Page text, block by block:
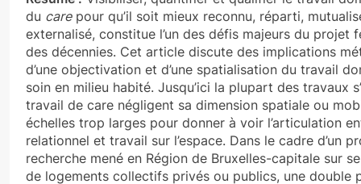
du carepour qu’il soit mieux reconnu, réparti,
externalisé, constitue l’un des défis majeurs du projet
des décennies. Cet article discute des implications
d’une objectivation et d’une spatialisation du travail
soin en milieu habité. Jusqu’ici la plupart des travaux
travail de care négligent sa dimension spatiale ou
échelles trop larges pour donner à voir l’articulation
relationnel et travail sur l’espace. Dans le cadre d’un
recherche mené en Région de Bruxelles-capitale sur
de logements collectifs privés ou publics, une double